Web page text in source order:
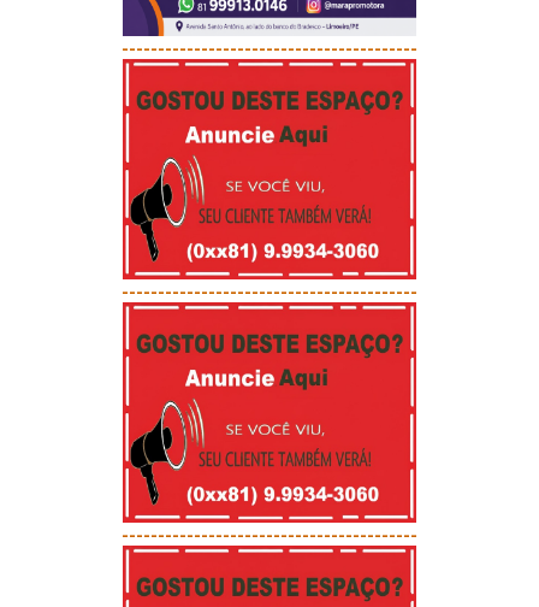
-----------------------------------------
-----------------------------------------
-----------------------------------------